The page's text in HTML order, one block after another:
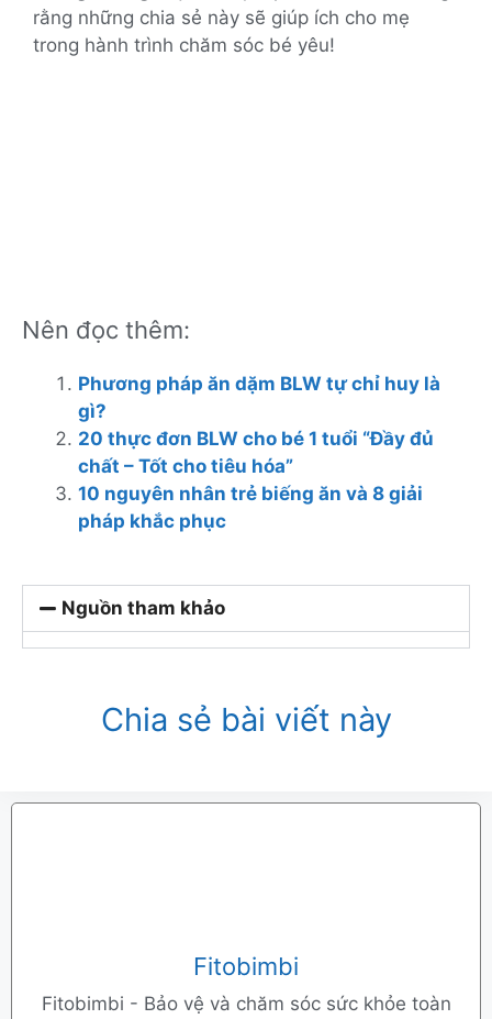
rằng những chia sẻ này sẽ giúp ích cho mẹ
trong hành trình chăm sóc bé yêu!
Nên đọc thêm:
Phương pháp ăn dặm BLW tự chỉ huy là
gì?
20 thực đơn BLW cho bé 1 tuổi “Đầy đủ
chất – Tốt cho tiêu hóa”
10 nguyên nhân trẻ biếng ăn và 8 giải
pháp khắc phục
Nguồn tham khảo
Chia sẻ bài viết này
Fitobimbi
Fitobimbi - Bảo vệ và chăm sóc sức khỏe toàn